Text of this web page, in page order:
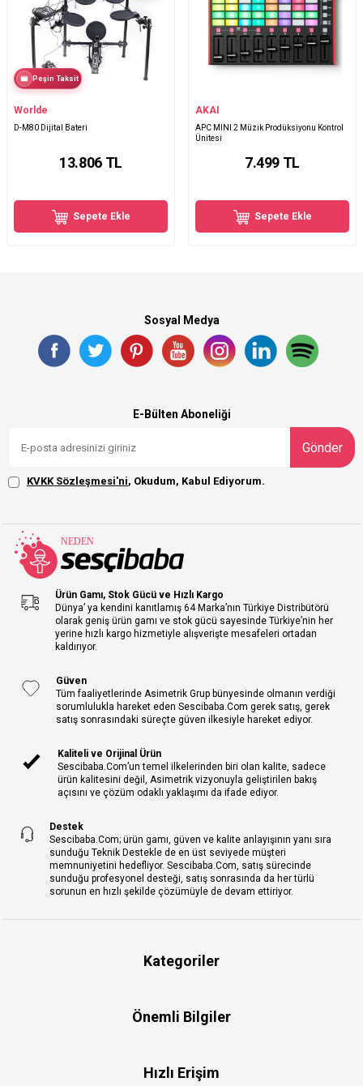
Peşin Taksit
Worlde
D-M80 Dijital Bateri
13.806TL
Sepete Ekle
AKAI
APC MINI 2 Müzik Prodüksiyonu Kontrol
Ünitesi
7.499 TL
Sepete Ekle
Sosyal Medya
E-Bülten Aboneliği
Gönder
KVKK Sözleşmesi'ni, Okudum, Kabul Ediyorum.
Ürün Gamı, Stok Gücü ve Hızlı Kargo
Dünya’ ya kendini kanıtlamış 64 Marka’nın Türkiye Distribütörü
olarak geniş ürün gamı ve stok gücü sayesinde Türkiye’nin her
yerine hızlı kargo hizmetiyle alışverişte mesafeleri ortadan
kaldırıyor.
Güven
Tüm faaliyetlerinde Asimetrik Grup bünyesinde olmanın verdiği
sorumlulukla hareket eden Sescibaba.Com gerek satış, gerek
satış sonrasındaki süreçte güven ilkesiyle hareket ediyor.
Kaliteli ve Orijinal Ürün
Sescibaba.Com’un temel ilkelerinden biri olan kalite, sadece
ürün kalitesini değil, Asimetrik vizyonuyla geliştirilen bakış
açısını ve çözüm odaklı yaklaşımı da ifade ediyor.
Destek
Sescibaba.Com; ürün gamı, güven ve kalite anlayışının yanı sıra
sunduğu Teknik Destekle de en üst seviyede müşteri
memnuniyetini hedefliyor. Sescibaba.Com, satış sürecinde
sunduğu profesyonel desteği, satış sonrasında da her türlü
sorunun en hızlı şekilde çözümüyle de devam ettiriyor.
Kategoriler
Önemli Bilgiler
Hızlı Erişim